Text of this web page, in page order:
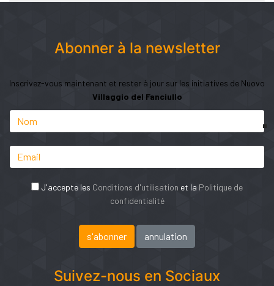
Abonner à la newsletter
Inscrivez-vous maintenant et rester à jour sur les initiatives de Nuovo
Villaggio del Fanciullo
J'accepte les Conditions d'utilisation et la Politique de
confidentialité
Suivez-nous en Sociaux